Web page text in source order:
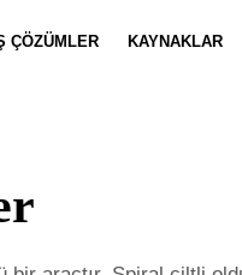
ÇÖZÜMLER KAYNAKLAR